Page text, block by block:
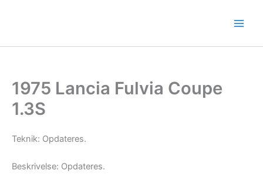
1975 Lancia Fulvia Coupe
1.3S
Teknik: Opdateres.
Beskrivelse: Opdateres.